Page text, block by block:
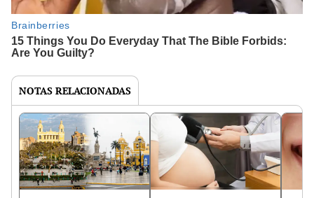
NOTAS RELACIONADAS